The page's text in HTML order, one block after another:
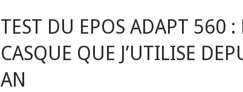
TEST DU EPOS ADAPT 560 :
CASQUE QUE J’UTILISE
AN